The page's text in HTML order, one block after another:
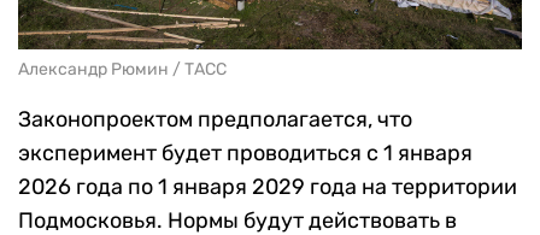
Александр Рюмин / ТАСС
Законопроектом предполагается, что
эксперимент будет проводиться с 1 января
2026 года по 1 января 2029 года на территории
Подмосковья. Нормы будут действовать в